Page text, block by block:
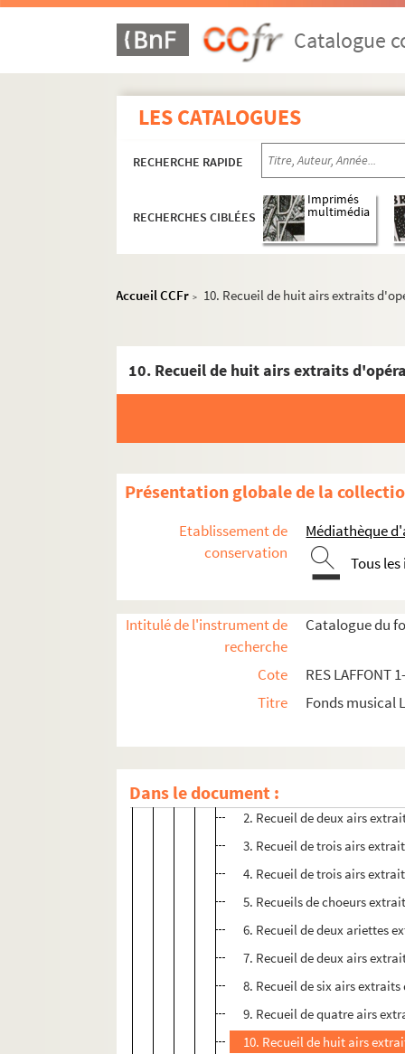
Catalogue
LES CATALOGUES
RECHERCHE RAPIDE
RECHERCHES CIBLÉES
Imprimés
multimédia
Accueil CCFr > 10. Recueil de huit airs extraits
10. Recueil de huit airs extraits
Présentation globale de la
Etablissement de
conservation
Médiathèque
Tous
Intitulé de l'instrument de
recherche
Catalogue du
Cote
RES LAFFONT
Titre
Fonds musical
Dans le document :
Collection de partitions
Opéras
Mélanges d'opéras
Oeuvres en italien
Recueil d'airs, d'ariettes et de duos
RES LAFFONT 74. Ariettes
RES LAFFONT 75. Ariettes
RES LAFFONT 76. Duos
RES LAFFONT 77. Ariettes
1. Recueil de deux arias
2. Recueil de deux airs
3. Recueil de trois airs
4. Recueil de trois airs
5. Recueils de choeurs
6. Recueil de deux ariettes
7. Recueil de deux airs
8. Recueil de six airs
9. Recueil de quatre airs
10. Recueil de huit airs